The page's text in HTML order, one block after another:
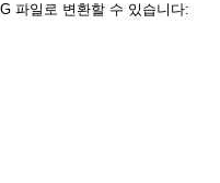
파일로 변환할 수 있습니다: